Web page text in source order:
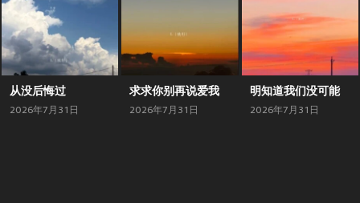
从没后悔过
2026年7月31日
求求你别再说爱我
2026年7月31日
明知道我们没可能
2026年7月31日